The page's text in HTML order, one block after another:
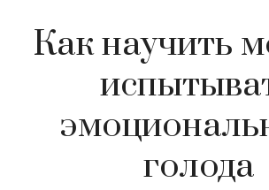
Как научить
голода